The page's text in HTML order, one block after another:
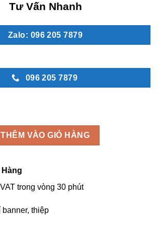
Tư Vấn Nhanh
Zalo: 096 205 7879
096 205 7879
số lượng
THÊM VÀO GIỎ HÀNG
trong vòng 30 phút
banner, thiệp